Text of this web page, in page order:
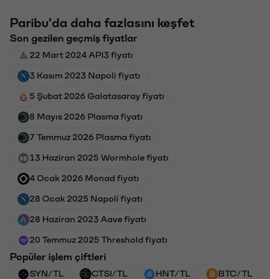
Paribu'da daha fazlasını keşfet
Son gezilen geçmiş fiyatlar
22 Mart 2024 API3 fiyatı
3 Kasım 2023 Napoli fiyatı
5 Şubat 2026 Galatasaray fiyatı
8 Mayıs 2026 Plasma fiyatı
7 Temmuz 2026 Plasma fiyatı
13 Haziran 2025 Wormhole fiyatı
4 Ocak 2026 Monad fiyatı
28 Ocak 2025 Napoli fiyatı
28 Haziran 2023 Aave fiyatı
20 Temmuz 2025 Threshold fiyatı
Popüler işlem çiftleri
SYN/TL CTSI/TL HNT/TL BTC/TL